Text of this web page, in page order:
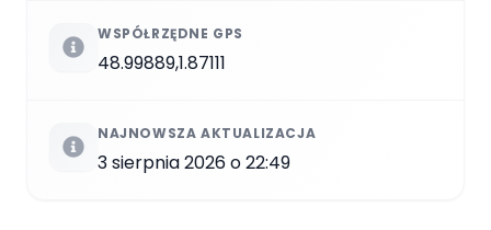
WSPÓŁRZĘDNE GPS
48.99889,1.87111
NAJNOWSZA AKTUALIZACJA
3 sierpnia 2026 o 22:49